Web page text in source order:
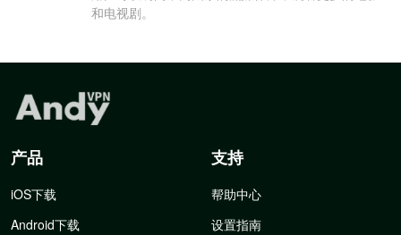
和电视剧。
产品
iOS下载
Android下载
支持
帮助中心
设置指南